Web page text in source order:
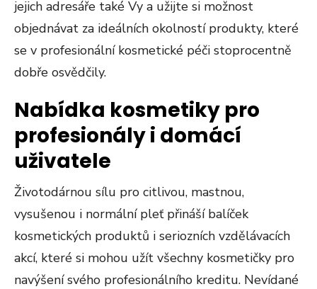
jejich adresáře také Vy a užijte si možnost
objednávat za ideálních okolností produkty, které
se v profesionální kosmetické péči stoprocentně
dobře osvědčily.
Nabídka kosmetiky pro
profesionály i domácí
uživatele
Životodárnou sílu pro citlivou, mastnou,
vysušenou i normální pleť přináší balíček
kosmetických produktů i seriozních vzdělávacích
akcí, které si mohou užít všechny kosmetičky pro
navýšení svého profesionálního kreditu. Nevídané